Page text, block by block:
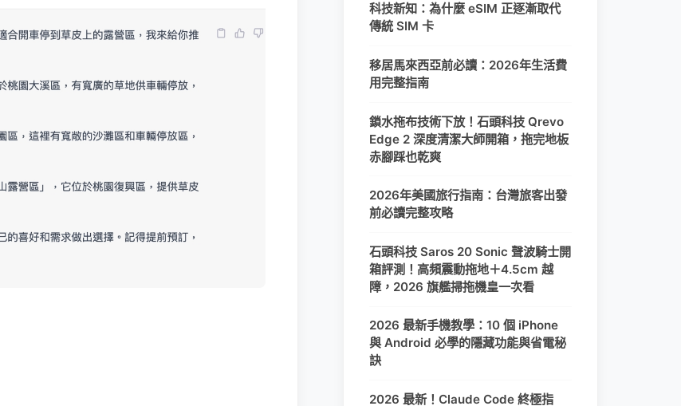
科技新知：為什麼 eSIM 正逐漸取代
傳統 SIM 卡
移居馬來西亞前必讀：2026年生活費
用完整指南
鎖水拖布技術下放！石頭科技 Qrevo
Edge 2 深度清潔大師開箱，拖完地板
赤腳踩也乾爽
2026年美國旅行指南：台灣旅客出發
前必讀完整攻略
石頭科技 Saros 20 Sonic 聲波騎士開
箱評測！高頻震動拖地＋4.5cm 越
障，2026 旗艦掃拖機皇一次看
2026 最新手機教學：10 個 iPhone
與 Android 必學的隱藏功能與省電秘
訣
2026 最新！Claude Code 終極指